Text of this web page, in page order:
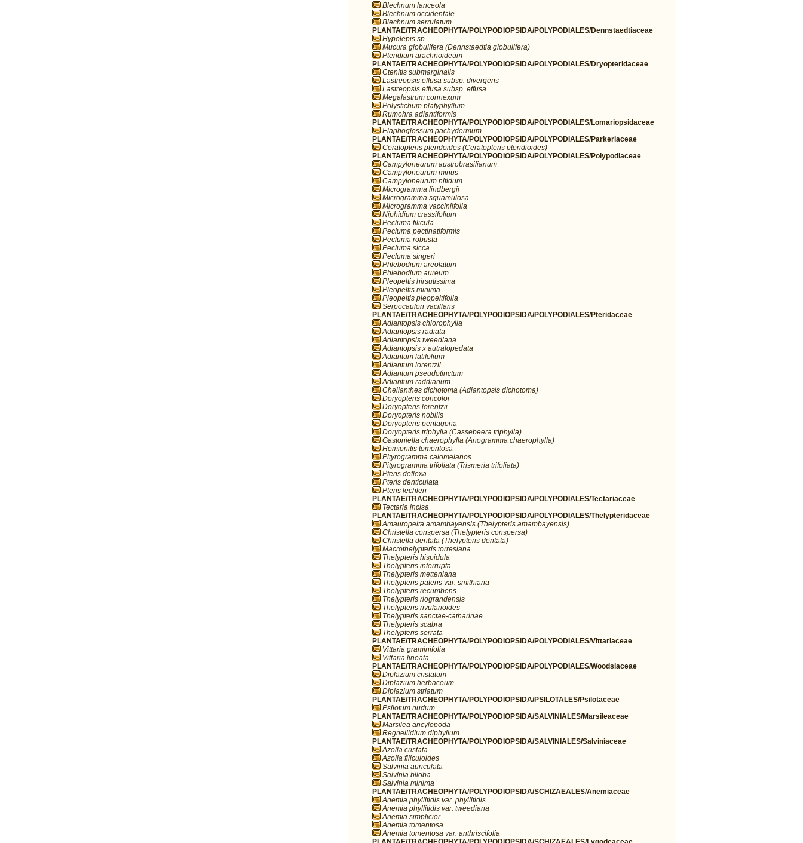
Blechnum lanceola
Blechnum occidentale
Blechnum serrulatum
PLANTAE/TRACHEOPHYTA/POLYPODIOPSIDA/POLYPODIALES/Dennstaedtiaceae
Hypolepis sp.
Mucura globulifera (Dennstaedtia globulifera)
Pteridium arachnoideum
PLANTAE/TRACHEOPHYTA/POLYPODIOPSIDA/POLYPODIALES/Dryopteridaceae
Ctenitis submarginalis
Lastreopsis effusa subsp. divergens
Lastreopsis effusa subsp. effusa
Megalastrum connexum
Polystichum platyphyllum
Rumohra adiantiformis
PLANTAE/TRACHEOPHYTA/POLYPODIOPSIDA/POLYPODIALES/Lomariopsidaceae
Elaphoglossum pachydermum
PLANTAE/TRACHEOPHYTA/POLYPODIOPSIDA/POLYPODIALES/Parkeriaceae
Ceratopteris pteridoides (Ceratopteris pteridioides)
PLANTAE/TRACHEOPHYTA/POLYPODIOPSIDA/POLYPODIALES/Polypodiaceae
Campyloneurum austrobrasilianum
Campyloneurum minus
Campyloneurum nitidum
Microgramma lindbergii
Microgramma squamulosa
Microgramma vacciniifolia
Niphidium crassifolium
Pecluma filicula
Pecluma pectinatiformis
Pecluma robusta
Pecluma sicca
Pecluma singeri
Phlebodium areolatum
Phlebodium aureum
Pleopeltis hirsutissima
Pleopeltis minima
Pleopeltis pleopeltifolia
Serpocaulon vacillans
PLANTAE/TRACHEOPHYTA/POLYPODIOPSIDA/POLYPODIALES/Pteridaceae
Adiantopsis chlorophylla
Adiantopsis radiata
Adiantopsis tweediana
Adiantopsis x autralopedata
Adiantum latifolium
Adiantum lorentzii
Adiantum pseudotinctum
Adiantum raddianum
Cheilanthes dichotoma (Adiantopsis dichotoma)
Doryopteris concolor
Doryopteris lorentzii
Doryopteris nobilis
Doryopteris pentagona
Doryopteris triphylla (Cassebeera triphylla)
Gastoniella chaerophylla (Anogramma chaerophylla)
Hemionitis tomentosa
Pityrogramma calomelanos
Pityrogramma trifoliata (Trismeria trifoliata)
Pteris deflexa
Pteris denticulata
Pteris lechleri
PLANTAE/TRACHEOPHYTA/POLYPODIOPSIDA/POLYPODIALES/Tectariaceae
Tectaria incisa
PLANTAE/TRACHEOPHYTA/POLYPODIOPSIDA/POLYPODIALES/Thelypteridaceae
Amauropelta amambayensis (Thelypteris amambayensis)
Christella conspersa (Thelypteris conspersa)
Christella dentata (Thelypteris dentata)
Macrothelypteris torresiana
Thelypteris hispidula
Thelypteris interrupta
Thelypteris metteniana
Thelypteris patens var. smithiana
Thelypteris recumbens
Thelypteris riograndensis
Thelypteris rivularioides
Thelypteris sanctae-catharinae
Thelypteris scabra
Thelypteris serrata
PLANTAE/TRACHEOPHYTA/POLYPODIOPSIDA/POLYPODIALES/Vittariaceae
Vittaria graminifolia
Vittaria lineata
PLANTAE/TRACHEOPHYTA/POLYPODIOPSIDA/POLYPODIALES/Woodsiaceae
Diplazium cristatum
Diplazium herbaceum
Diplazium striatum
PLANTAE/TRACHEOPHYTA/POLYPODIOPSIDA/PSILOTALES/Psilotaceae
Psilotum nudum
PLANTAE/TRACHEOPHYTA/POLYPODIOPSIDA/SALVINIALES/Marsileaceae
Marsilea ancylopoda
Regnellidium diphyllum
PLANTAE/TRACHEOPHYTA/POLYPODIOPSIDA/SALVINIALES/Salviniaceae
Azolla cristata
Azolla filiculoides
Salvinia auriculata
Salvinia biloba
Salvinia minima
PLANTAE/TRACHEOPHYTA/POLYPODIOPSIDA/SCHIZAEALES/Anemiaceae
Anemia phyllitidis var. phyllitidis
Anemia phyllitidis var. tweediana
Anemia simplicior
Anemia tomentosa
Anemia tomentosa var. anthriscifolia